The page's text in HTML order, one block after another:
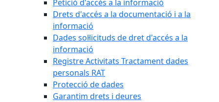
Petició d'accés a la informació
Drets d'accés a la documentació i a la
informació
Dades sol·licituds de dret d'accés a la
informació
Registre Activitats Tractament dades
personals RAT
Protecció de dades
Garantim drets i deures